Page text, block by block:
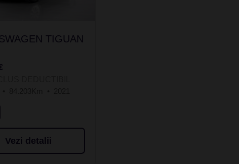
TIGUAN
Vezi detalii